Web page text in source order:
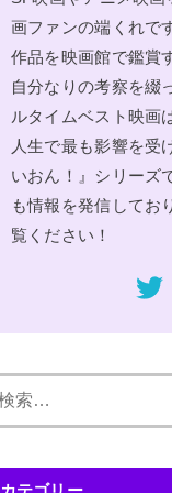
画ファンの端くれで
作品を映画館で鑑賞
自分なりの考察を綴
ルタイムベスト映画
人生で最も影響を受
いおん！』シリーズ
も情報を発信してお
覧ください！